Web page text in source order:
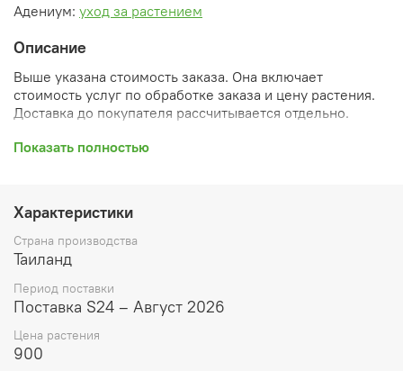
Адениум: уход за растением
Описание
Выше указана стоимость заказа. Она включает
стоимость услуг по обработке заказа и цену растения.
Доставка до покупателя рассчитывается отдельно.
После оформления заказа вы получите его
скидки, уточнен способ доставки, сделано
бронирование и т.д.). Затем вам будут высланы
согласованные счета со ссылками на оплату услуг и
растений. При этом предварительный заказ теряет силу.
Внимание: фото в каталоге демонстрирует сорт, а не
растение, которое вы получите. Растения приезжают в
размере, указанном в карточке товара ниже.
Показать полностью
Характеристики
Страна производства
Таиланд
Период поставки
Поставка S24 – Август 2026
Цена растения
900